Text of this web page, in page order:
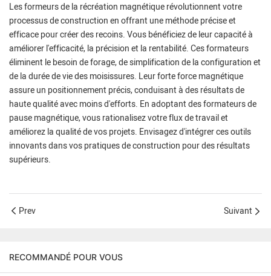
Les formeurs de la récréation magnétique révolutionnent votre
processus de construction en offrant une méthode précise et
efficace pour créer des recoins. Vous bénéficiez de leur capacité à
améliorer l'efficacité, la précision et la rentabilité. Ces formateurs
éliminent le besoin de forage, de simplification de la configuration et
de la durée de vie des moisissures. Leur forte force magnétique
assure un positionnement précis, conduisant à des résultats de
haute qualité avec moins d'efforts. En adoptant des formateurs de
pause magnétique, vous rationalisez votre flux de travail et
améliorez la qualité de vos projets. Envisagez d'intégrer ces outils
innovants dans vos pratiques de construction pour des résultats
supérieurs.
Prev Suivant
RECOMMANDÉ POUR VOUS